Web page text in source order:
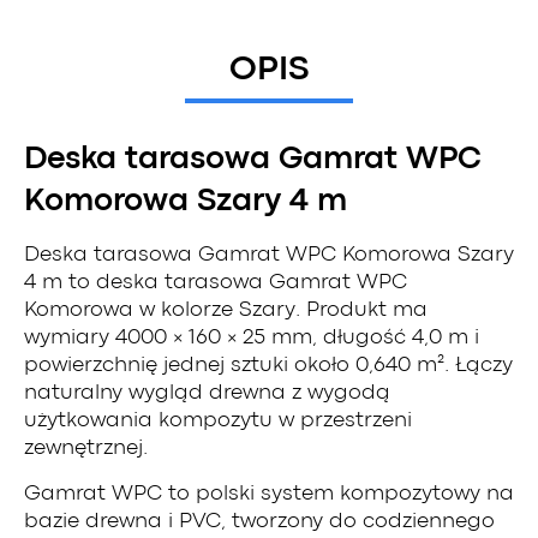
OPIS
Deska tarasowa Gamrat WPC
Komorowa Szary 4 m
Deska tarasowa Gamrat WPC Komorowa Szary
4 m to deska tarasowa Gamrat WPC
Komorowa w kolorze Szary. Produkt ma
wymiary 4000 × 160 × 25 mm, długość 4,0 m i
powierzchnię jednej sztuki około 0,640 m². Łączy
naturalny wygląd drewna z wygodą
użytkowania kompozytu w przestrzeni
zewnętrznej.
Gamrat WPC to polski system kompozytowy na
bazie drewna i PVC, tworzony do codziennego